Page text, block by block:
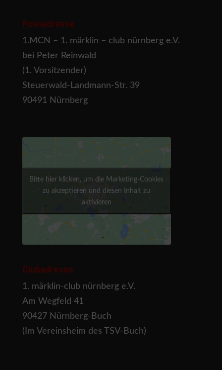
Postadresse
1.MCN – 1. märklin – club nürnberg e.V.
bei Peter Reinwald
(1. Vorsitzender)
Steuerwald-Landmann-Str. 39
90491 Nürnberg
Bitte hier klicken, um die Marketing-Cookies
zu akzeptieren und diesen Inhalt zu
aktivieren
Clubadresse
1. märklin-club nürnberg e.V.
Am Wegfeld 41
90427 Nürnberg-Buch
(Im Vereinsheim des TSV-Buch)